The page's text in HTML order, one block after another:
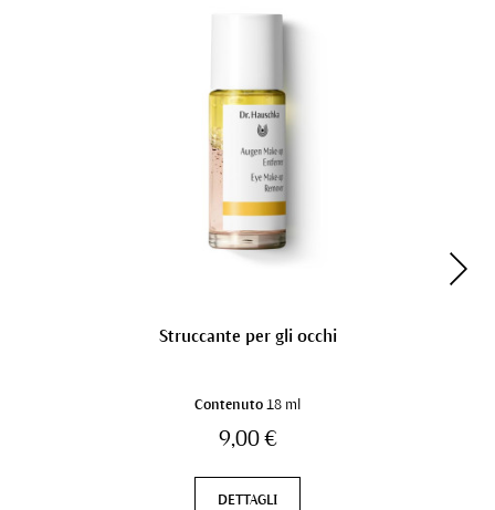
Struccante per gli occhi
Contenuto 18 ml
9,00 €
DETTAGLI